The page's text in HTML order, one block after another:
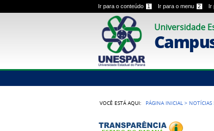
Ir para o conteúdo 1 Ir para o menu 2 Ir
Universidade
VOCÊ ESTÁ AQUI: PÁGINA INICIAL > NOTÍCIAS